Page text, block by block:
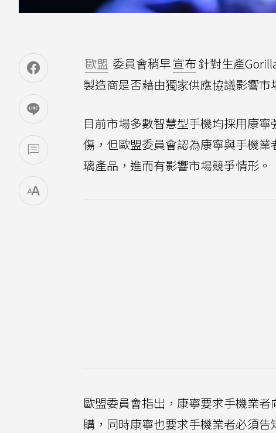
歐盟 委員會稍早宣布針對生產
製造商是否藉由獨家供應協議影響市
目前市場多數智慧型手機均採用康
傷，但歐盟委員會認為康寧與手機
璃產品，進而有影響市場競爭情形。
歐盟委員會指出，康寧要求手機業
購，同時康寧也要求手機業者必須